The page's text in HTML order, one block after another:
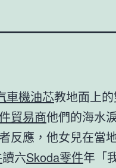
車機油芯教地面上
貿易商他們的海水
反應，他女兒在當
讀六Skoda零件年「